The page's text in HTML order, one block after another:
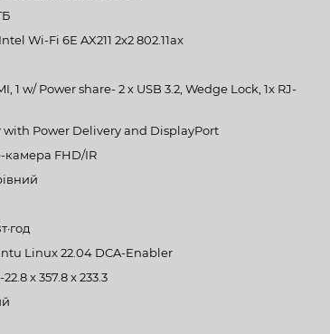
Wi-Fi 6E AX211 2x2 802.11ax
1 w/ Power share- 2 х USB 3.2, Wedge Lock, 1x RJ-
with Power Delivery and DisplayPort
камера FHD/IR
Linux 22.04 DCA-Enabler
x 357.8 x 233.3